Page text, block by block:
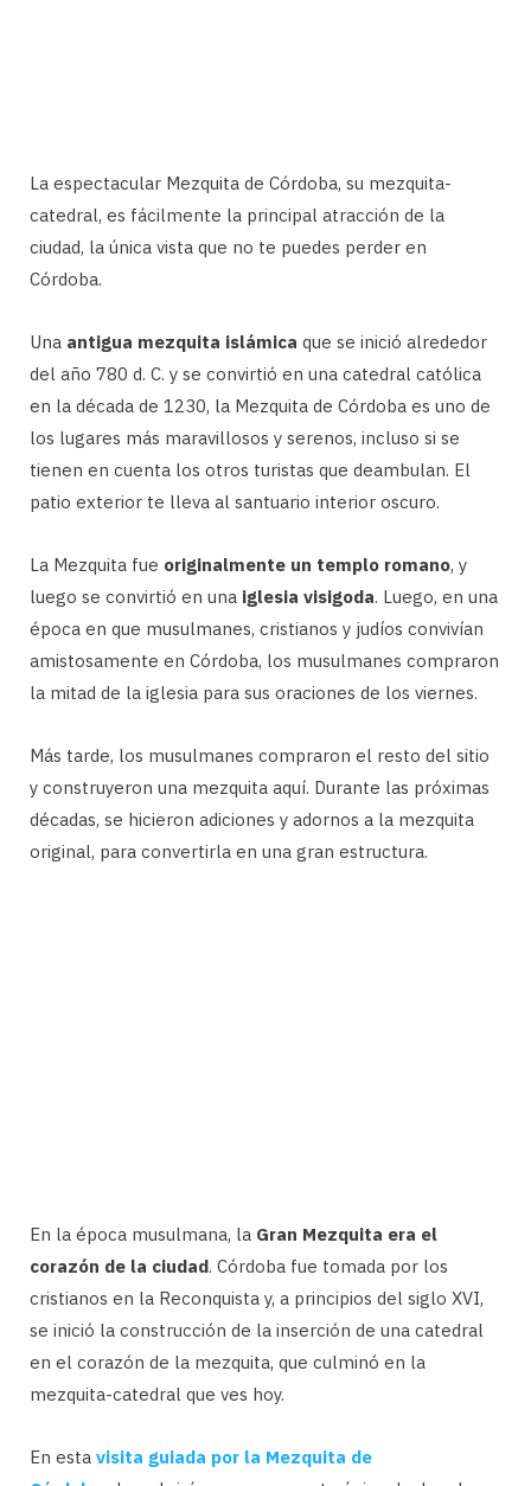
La espectacular Mezquita de Córdoba, su mezquita-
catedral, es fácilmente la principal atracción de la
ciudad, la única vista que no te puedes perder en
Córdoba.
Una antigua mezquita islámica que se inició alrededor
del año 780 d. C. y se convirtió en una catedral católica
en la década de 1230, la Mezquita de Córdoba es uno de
los lugares más maravillosos y serenos, incluso si se
tienen en cuenta los otros turistas que deambulan. El
patio exterior te lleva al santuario interior oscuro.
La Mezquita fue originalmente un templo romano, y
luego se convirtió en una iglesia visigoda. Luego, en una
época en que musulmanes, cristianos y judíos convivían
amistosamente en Córdoba, los musulmanes compraron
la mitad de la iglesia para sus oraciones de los viernes.
Más tarde, los musulmanes compraron el resto del sitio
y construyeron una mezquita aquí. Durante las próximas
décadas, se hicieron adiciones y adornos a la mezquita
original, para convertirla en una gran estructura.
En la época musulmana, la Gran Mezquita era el
corazón de la ciudad. Córdoba fue tomada por los
cristianos en la Reconquista y, a principios del siglo XVI,
se inició la construcción de la inserción de una catedral
en el corazón de la mezquita, que culminó en la
mezquita-catedral que ves hoy.
En esta visita guiada por la Mezquita de